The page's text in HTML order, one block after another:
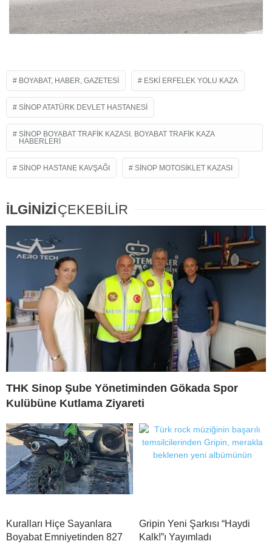
BOYABAT, HABER, GAZETESI ESKI ERFELEK YOLU KAZA
SINOP ATATÜRK DEVLET HASTANESI
SINOP BOYABAT TRAFIK KAZASI. BOYABAT TRAFIK KAZA
HABERLERI
SINOP HASTANE KAVŞAĞI SINOP MOTOSIKLET KAZASI
İLGİNİZİÇEKEBİLİR
THK Sinop Şube Yönetiminden Gökada Spor
Kulübüne Kutlama Ziyareti
Kuralları Hiçe Sayanlara
Boyabat Emniyetinden 827
Gripin Yeni Şarkısı “Haydi
Kalk!”ı Yayımladı